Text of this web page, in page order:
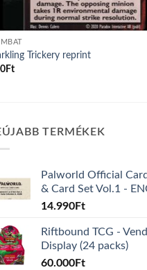
Trickery reprint
Ft
TERMÉKEK
Palworld Official
& Card Set Vol.1 -
14.990Ft
Riftbound TCG -
Display (24 packs)
60.000Ft